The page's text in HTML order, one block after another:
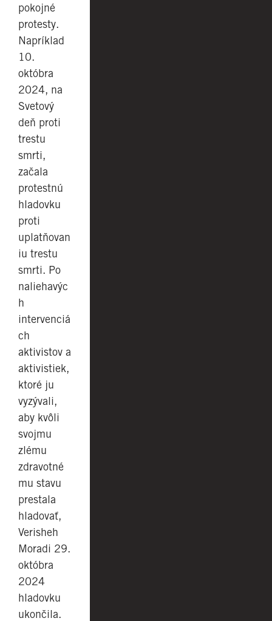
pokojné
protesty.
Napríklad
10.
októbra
2024, na
Svetový
deň proti
trestu
smrti,
začala
protestnú
hladovku
proti
uplatňovan
iu trestu
smrti. Po
naliehavýc
h
intervenciá
ch
aktivistov a
aktivistiek,
ktoré ju
vyzývali,
aby kvôli
svojmu
zlému
zdravotné
mu stavu
prestala
hladovať,
Verisheh
Moradi 29.
októbra
2024
hladovku
ukončila.